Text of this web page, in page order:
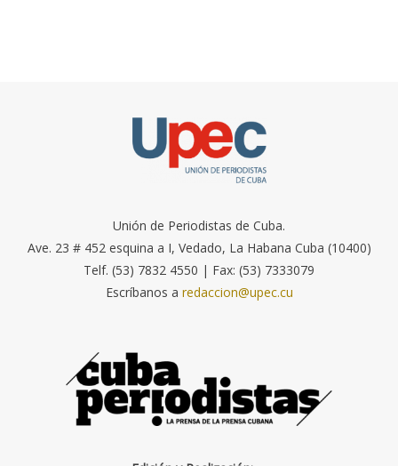
Unión de Periodistas de Cuba.
Ave. 23 # 452 esquina a I, Vedado, La Habana Cuba (10400)
Telf. (53) 7832 4550 | Fax: (53) 7333079
Escríbanos a redaccion@upec.cu